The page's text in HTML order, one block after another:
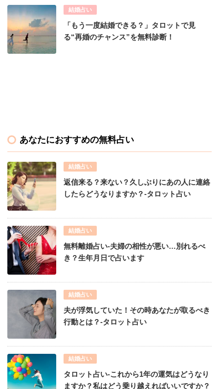
結婚占い
「もう一度結婚できる？」タロットで見
る“再婚のチャンス”を無料診断！
あなたにおすすめの無料占い
結婚占い
返信来る？来ない？久しぶりにあの人に連絡
したらどうなりますか？-タロット占い
結婚占い
無料離婚占い-夫婦の相性が悪い…別れるべ
き？生年月日で占います
結婚占い
夫が浮気していた！その時あなたが取るべき
行動とは？-タロット占い
結婚占い
タロット占い-これから1年の運気はどうなり
ますか？私はどう乗り越えればいいですか？